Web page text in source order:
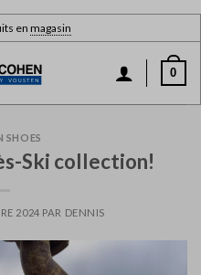
en magasin
0
SHOES
Ski collection!
2024 PAR DENNIS